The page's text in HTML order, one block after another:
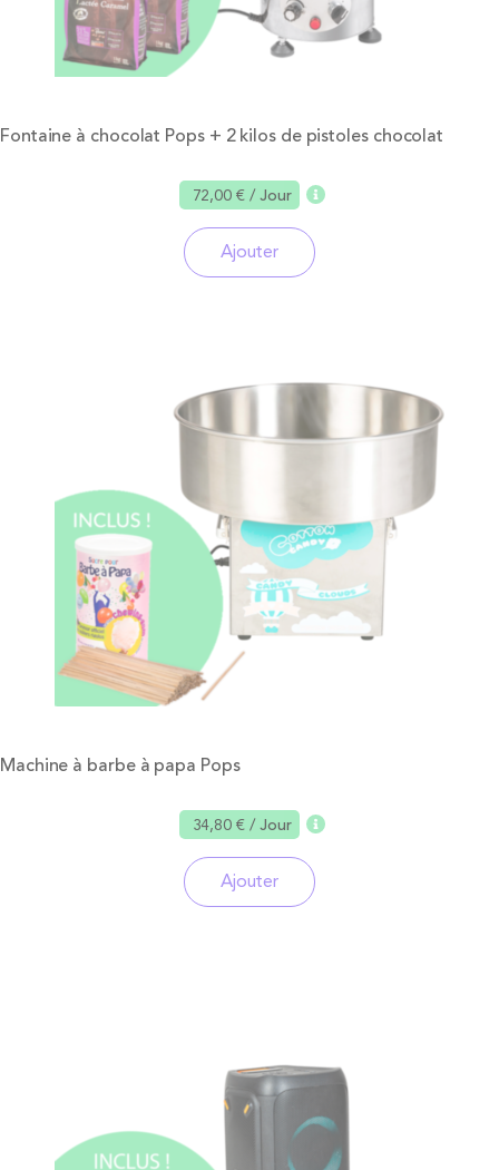
Fontaine à chocolat Pops + 2 kilos de pistoles chocolat
72,00 €/ Jour
Ajouter
Machine à barbe à papa Pops
34,80 €/ Jour
Ajouter